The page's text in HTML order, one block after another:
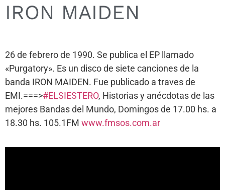
IRON MAIDEN
26 de febrero de 1990. Se publica el EP llamado
«Purgatory». Es un disco de siete canciones de la
banda IRON MAIDEN. Fue publicado a traves de
EMI.===>#ELSIESTERO, Historias y anécdotas de las
mejores Bandas del Mundo, Domingos de 17.00 hs. a
18.30 hs. 105.1FM www.fmsos.com.ar